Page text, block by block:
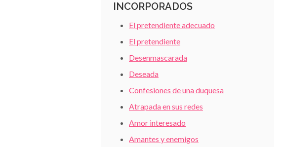
INCORPORADOS
El pretendiente adecuado
El pretendiente
Desenmascarada
Deseada
Confesiones de una duquesa
Atrapada en sus redes
Amor interesado
Amantes y enemigos